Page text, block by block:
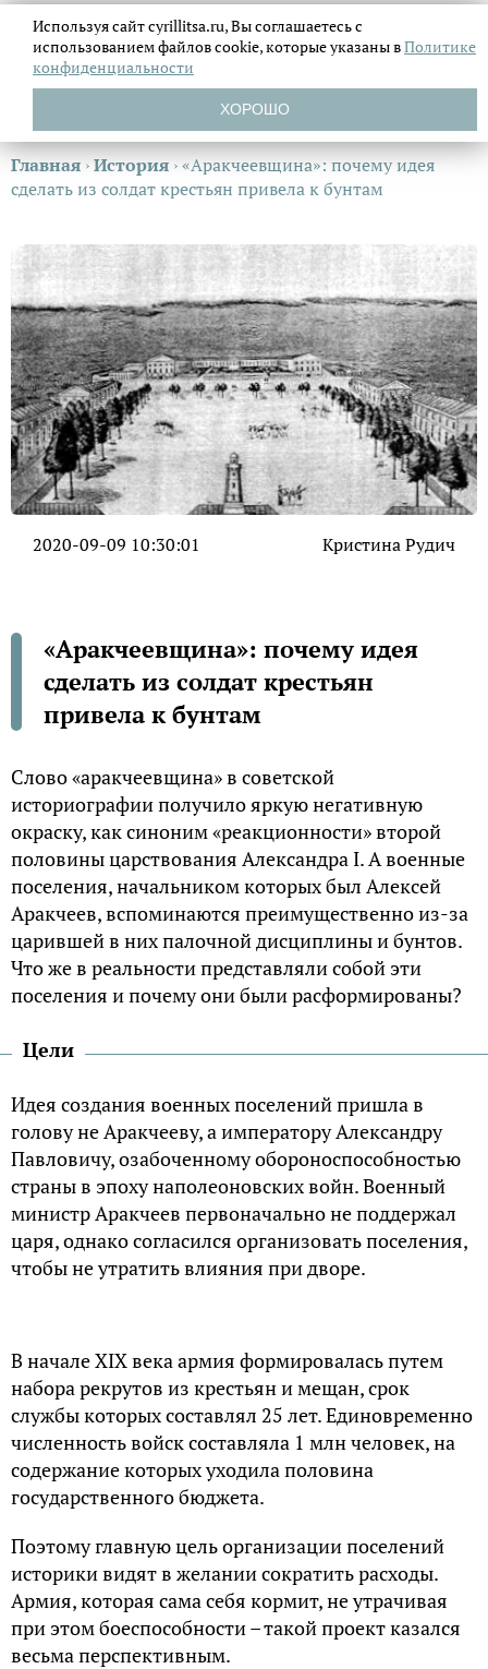
Главная ›История ›«Аракчеевщина»: почему идея
сделать из солдат крестьян привела к бунтам
2020-09-09 10:30:01 Кристина Рудич
«Аракчеевщина»: почему идея
сделать из солдат крестьян
привела к бунтам
Слово «аракчеевщина» в советской
историографии получило яркую негативную
окраску, как синоним «реакционности» второй
половины царствования Александра I. А военные
поселения, начальником которых был Алексей
Аракчеев, вспоминаются преимущественно из-за
царившей в них палочной дисциплины и бунтов.
Что же в реальности представляли собой эти
поселения и почему они были расформированы?
Цели
Идея создания военных поселений пришла в
голову не Аракчееву, а императору Александру
Павловичу, озабоченному обороноспособностью
страны в эпоху наполеоновских войн. Военный
министр Аракчеев первоначально не поддержал
царя, однако согласился организовать поселения,
чтобы не утратить влияния при дворе.
В начале XIX века армия формировалась путем
набора рекрутов из крестьян и мещан, срок
службы которых составлял 25 лет. Единовременно
численность войск составляла 1 млн человек, на
содержание которых уходила половина
государственного бюджета.
Поэтому главную цель организации поселений
историки видят в желании сократить расходы.
Армия, которая сама себя кормит, не утрачивая
при этом боеспособности – такой проект казался
весьма перспективным.
Используя сайт cyrillitsa.ru, Вы соглашаетесь с
использованием файловcookie, которые указаны вПолитике
конфиденциальности
ХОРОШО